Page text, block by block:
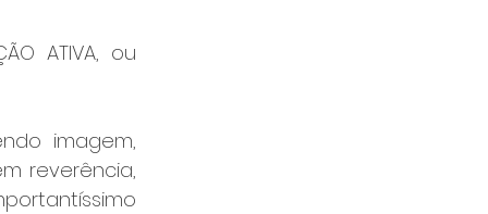
imagem,
reverência,